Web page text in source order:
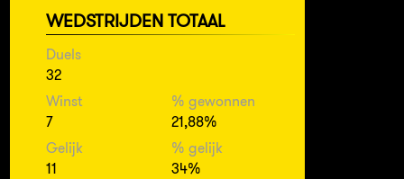
WEDSTRIJDEN TOTAAL
Duels
32
Winst
7
% gewonnen
21,88%
Gelijk
11
% gelijk
34%